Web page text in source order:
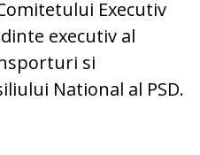
Executiv
executiv al
si
National al PSD.